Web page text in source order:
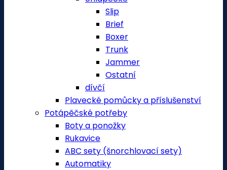
Slip
Brief
Boxer
Trunk
Jammer
Ostatní
dívčí
Plavecké pomůcky a příslušenství
Potápěčské potřeby
Boty a ponožky
Rukavice
ABC sety (šnorchlovací sety)
Automatiky